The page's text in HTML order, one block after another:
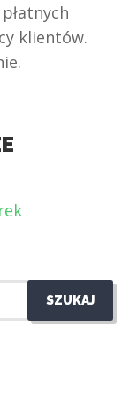
klientów.